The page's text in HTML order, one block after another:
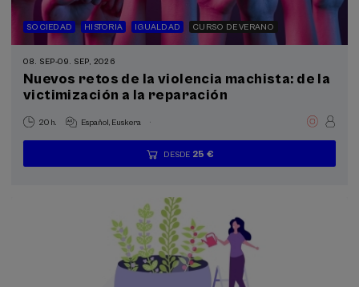
SOCIEDAD HISTORIA IGUALDAD CURSO DE VERANO
08. SEP-09. SEP, 2026
Nuevos retos de la violencia machista: de la
victimización a la reparación
20 h. Español Euskera .
...
DESDE 25 €
Últimas
plazas
Gratuito
Fecha
pasada
Lista
de
Plazo
de